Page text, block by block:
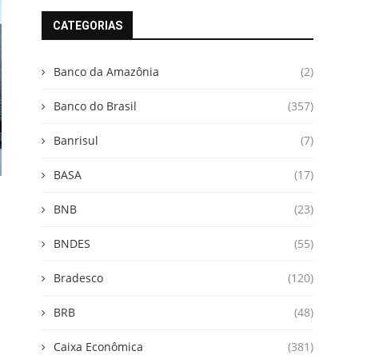
CATEGORIAS
Banco da Amazônia (2)
Banco do Brasil (357)
Banrisul (7)
BASA (17)
BNB (23)
BNDES (55)
Bradesco (120)
BRB (48)
Caixa Econômica (381)